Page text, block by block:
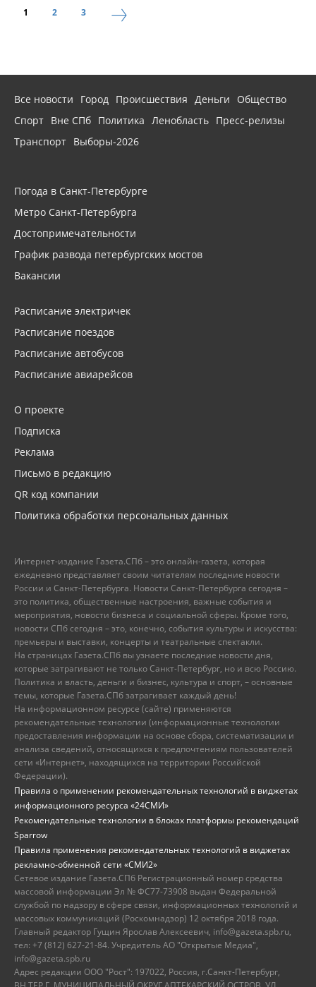
1 2 3
Все новости Город Происшествия Деньги
Общество
Спорт Вне СПб Политика Ленобласть Пресс-релизы
Транспорт Выборы-2026
Погода в Санкт-Петербурге
Метро Санкт-Петербурга
Достопримечательности
График развода петербургских мостов
Вакансии
Расписание электричек
Расписание поездов
Расписание автобусов
Расписание авиарейсов
О проекте
Подписка
Реклама
Письмо в редакцию
QR код компании
Политика обработки персональных данных
Интернет-издание Газета.СПб – это онлайн-газета, которая
ежедневно представляет своим читателям последние новости
России и Санкт-Петербурга. Новости Санкт-Петербурга сегодня –
это политика, общественные настроения, важные события и
мероприятия, новости бизнеса и социальной сферы. Кроме того,
новости СПб сегодня – это, конечно, события культуры и искусства:
премьеры и выставки, концерты и театральные спектакли.
На страницах Газета.СПб вы узнаете последние новости дня,
которые затрагивают не только Санкт-Петербург, но и всю Россию.
Политика и власть, деньги и бизнес, культура и спорт, – основные
темы, которые Газета.СПб затрагивает каждый день!
На информационном ресурсе (сайте) применяются
рекомендательные технологии (информационные технологии
предоставления информации на основе сбора, систематизации и
анализа сведений, относящихся к предпочтениям пользователей
сети «Интернет», находящихся на территории Российской
Федерации).
Правила о применении рекомендательных технологий в виджетах
информационного ресурса «24СМИ»
Рекомендательные технологии в блоках платформы рекомендаций
Sparrow
Правила применения рекомендательных технологий в виджетах
рекламно-обменной сети «СМИ2»
Сетевое издание Газета.СПб Регистрационный номер средства
массовой информации Эл № ФС77-73908 выдан Федеральной
службой по надзору в сфере связи, информационных технологий и
массовых коммуникаций (Роскомнадзор) 12 октября 2018 года.
Главный редактор Гущин Ярослав Алексеевич, info@gazeta.spb.ru,
тел: +7 (812) 627-21-84. Учредитель АО "Открытые Медиа",
info@gazeta.spb.ru
Адрес редакции ООО "Рост": 197022, Россия, г.Санкт-Петербург,